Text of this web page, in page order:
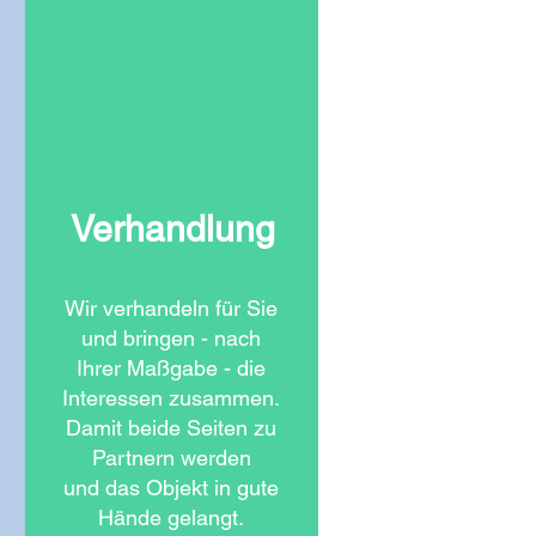
Verhandlung
Wir verhandeln für Sie
und bringen - nach
Ihrer Maßgabe - die
Interessen zusammen.
Damit beide Seiten zu
Partnern werden
und das Objekt in gute
Hände gelangt.